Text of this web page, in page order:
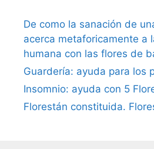
De como la sanación de
acerca metaforicamente a
humana con las flores de
Guardería: ayuda para los
Insomnio: ayuda con 5
Florestán constituida.